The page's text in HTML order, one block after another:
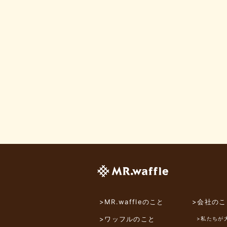
>MR.waffleのこと
>ワッフルのこと
>会社の
>私たちが